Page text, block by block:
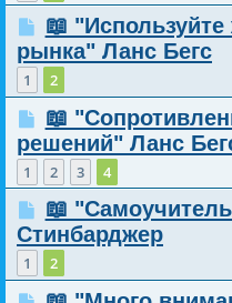
📖
рынка" Ланс Бегс
1 2
📖
решений" Ланс
1 2 3 4
📖
Стинбарджер
1 2